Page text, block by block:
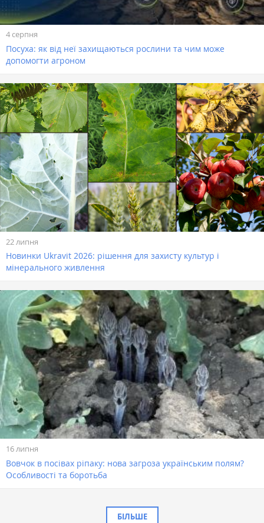
4 серпня
Посуха: як від неї захищаються рослини та чим може
допомогти агроном
22 липня
Новинки Ukravit 2026: рішення для захисту культур і
мінерального живлення
16 липня
Вовчок в посівах ріпаку: нова загроза українським полям?
Особливості та боротьба
БІЛЬШЕ